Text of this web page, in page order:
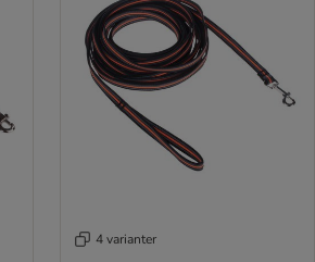
4 varianter